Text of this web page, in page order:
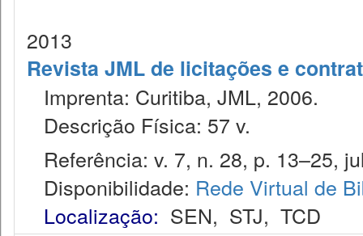
2013
Revista JML de licitações e
Imprenta: Curitiba, JML, 2006.
Descrição Física: 57 v.
Referência: v. 7, n. 28, p. 13–25,
Disponibilidade: Rede Virtual de
Localização: SEN, STJ, TCD